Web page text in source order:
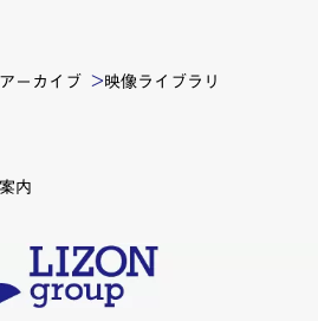
ーカイブ 映像ライブラリ
内